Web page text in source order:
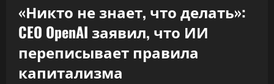
«Никто не знает, что делать»:
CEO OpenAI заявил, что ИИ
переписывает правила
капитализма